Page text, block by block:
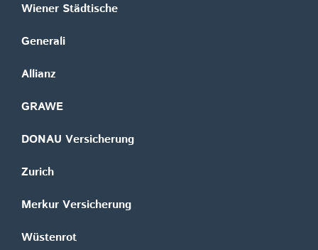
Wiener Städtische
Generali
Allianz
GRAWE
DONAU Versicherung
Zurich
Merkur Versicherung
Wüstenrot